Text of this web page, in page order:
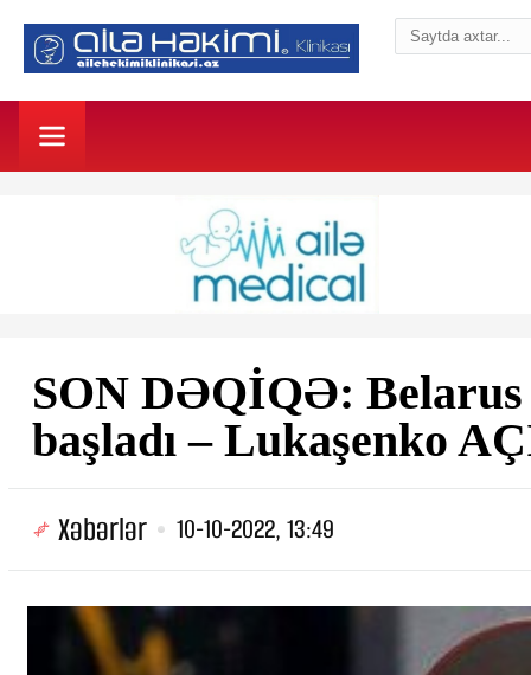
SON DƏQİQƏ:
başladı – Lukaşenko
Xəbərlər 10-10-2022, 13:49